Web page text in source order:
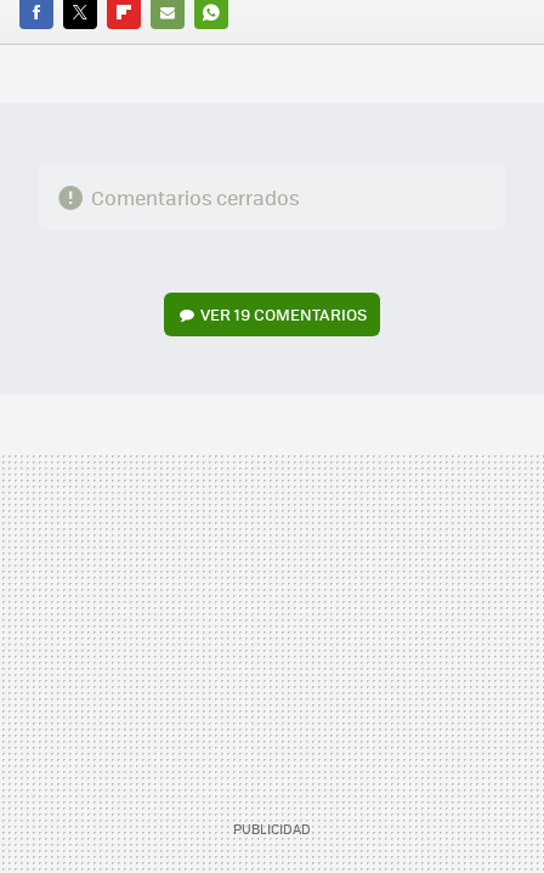
FACEBOOK
TWITTERFLIPBOARD
E-
WHATSAPP
Comentarios cerrados
VER19 COMENTARIOS